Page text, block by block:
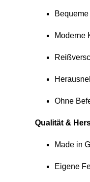
Moderne
Ohne
Qualität &
Made in
Eigene